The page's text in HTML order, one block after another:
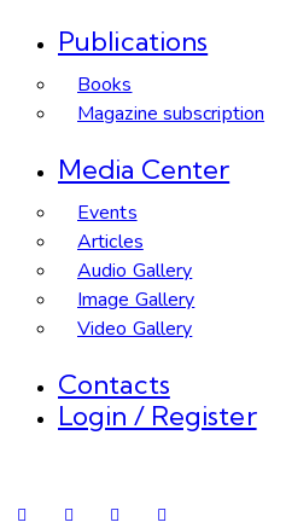
Publications
Books
Magazine subscription
Media Center
Events
Articles
Audio Gallery
Image Gallery
Video Gallery
Contacts
Login / Register
facebook-twitter-youtubeinstagram